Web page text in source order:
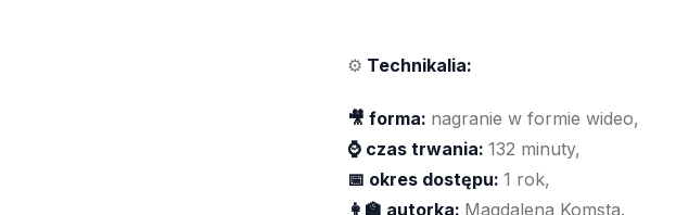
⚙️ Technikalia:
🎥 forma: nagranie w formie wideo,
⌚ czas trwania: 132 minuty,
📅 okres dostępu: 1 rok,
👩‍🏫 autorka: Magdalena Komsta.